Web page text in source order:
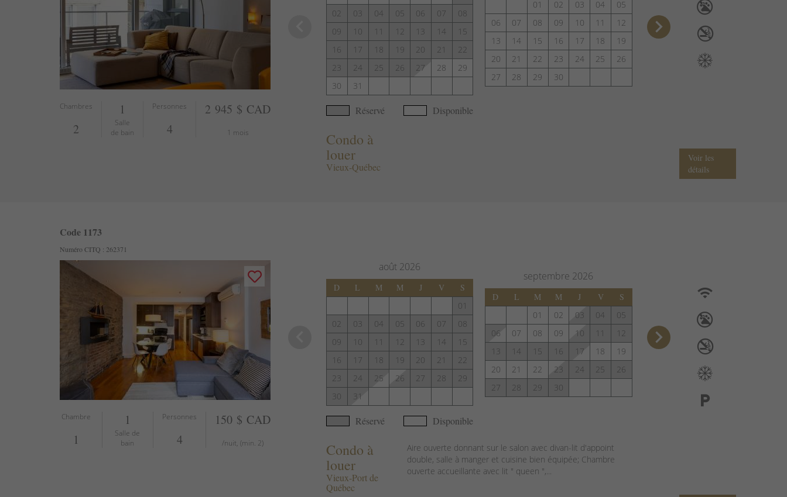
Chambres
2
1
Salle
de bain
Personnes
4
2 945 $ CAD
1 mois
02
03 04 05 06 07
08
09
10 11 12 13 14
15
16
17 18 19 20 21
22
23
24 25 26 27 28
29
30
31
01
02 03 04
05
06
07 08 09 10 11
12
13
14 15 16 17 18
19
20
21 22 23 24 25
26
27
28 29 30
keyboard_arrow_right
Réservé Disponible
Condo à
louer
Vieux-Québec
Voir les
détails
Code 1173
Numéro CITQ : 262371
Chambre
1
1
Salle de
bain
Personnes
4
150 $ CAD
/nuit, (min. 2)
août 2026
D L M M J V
S
01
02
03 04 05 06 07
08
09
10 11 12 13 14
15
16
17 18 19 20 21
22
23
24 25 26 27 28
29
30
31
septembre 2026
D L M M J V
S
01
02 03 04
05
06
07 08 09 10 11
12
13
14 15 16 17 18
19
20
21 22 23 24 25
26
27
28 29 30
keyboard_arrow_right
Réservé Disponible
Condo à
louer
Vieux-Port de
Québec
Aire ouverte donnant sur le salon avec divan-lit d'appoint
double, salle à manger et cuisine bien équipée; Chambre
ouverte accueillante avec lit " queen ",...